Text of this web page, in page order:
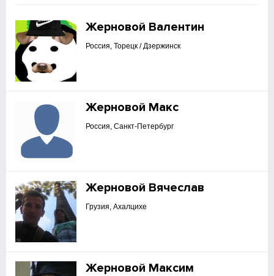
Жерновой Валентин
Россия, Торецк / Дзержинск
Жерновой Макс
Россия, Санкт-Петербург
Жерновой Вячеслав
Грузия, Ахалцихе
Жерновой Максим